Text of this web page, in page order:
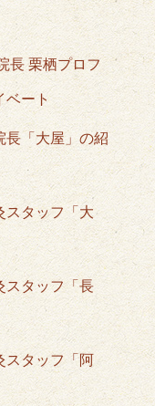
長 栗栖プロフ
ベート
長「大屋」の紹
スタッフ「大
スタッフ「長
スタッフ「阿